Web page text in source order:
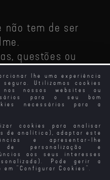
lhe uma experiência
segura. Utilizamos cookies
nossos websites ou
para o seu bom
necessários para a
cookies para analisar
de analítica), adaptar este
e apresentar-lhe
de personalização e
aos seus interesses
Pode gerir a
em " Configurar Cookies ".
não tem de ser
questões ou
para